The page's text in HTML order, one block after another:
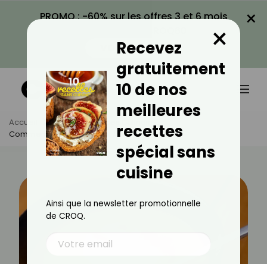
PROMO : -60% sur les offres 3 et 6 mois
VOIR LA PROMO
×
Accueil Actus
Astuces Culinaires
Comment Donner Du Goût À Ma Soupe ?
Recevez
gratuitement
10 de nos
meilleures
recettes
spécial sans
cuisine
×
Ainsi que la newsletter promotionnelle
de CROQ.